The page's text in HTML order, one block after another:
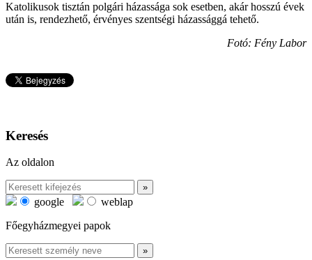
Katolikusok tisztán polgári házassága sok esetben, akár hosszú évek
után is, rendezhető, érvényes szentségi házassággá tehető.
Fotó: Fény Labor
Keresés
Az oldalon
google
weblap
Főegyházmegyei papok